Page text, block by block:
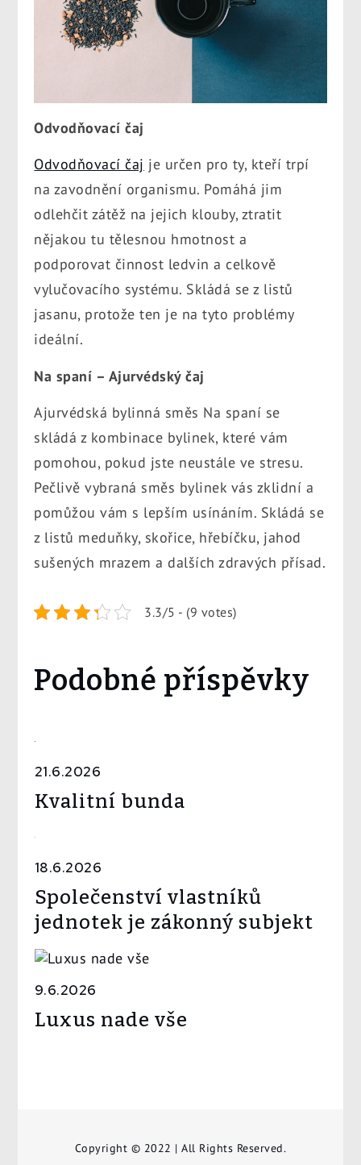
Odvodňovací čaj
Odvodňovací čaj je určen pro ty, kteří trpí
na zavodnění organismu. Pomáhá jim
odlehčit zátěž na jejich klouby, ztratit
nějakou tu tělesnou hmotnost a
podporovat činnost ledvin a celkově
vylučovacího systému. Skládá se z listů
jasanu, protože ten je na tyto problémy
ideální.
Na spaní – Ajurvédský čaj
Ajurvédská bylinná směs Na spaní se
skládá z kombinace bylinek, které vám
pomohou, pokud jste neustále ve stresu.
Pečlivě vybraná směs bylinek vás zklidní a
pomůžou vám s lepším usínáním. Skládá se
z listů meduňky, skořice, hřebíčku, jahod
sušených mrazem a dalších zdravých přísad.
3.3/5 - (9 votes)
Podobné příspěvky
21.6.2026
Kvalitní bunda
18.6.2026
Společenství vlastníků
jednotek je zákonný subjekt
9.6.2026
Luxus nade vše
Copyright © 2022 | All Rights Reserved.